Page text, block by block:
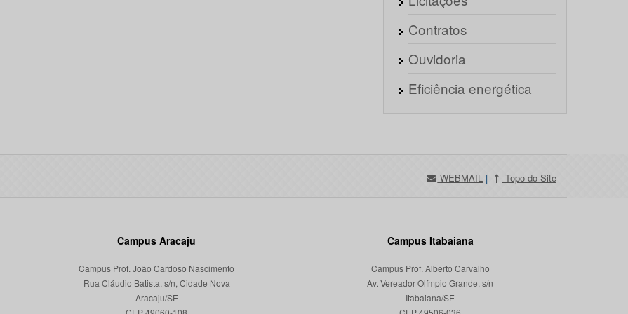
Contratos
Ouvidoria
Eficiência energética
WEBMAIL | Topo do Site
Campus Aracaju
Campus Prof. João Cardoso Nascimento
Rua Cláudio Batista, s/n, Cidade Nova
Aracaju/SE
Campus Itabaiana
Campus Prof. Alberto Carvalho
Av. Vereador Olímpio Grande, s/n
Itabaiana/SE